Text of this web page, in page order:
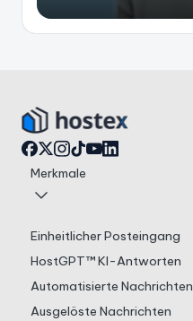
Merkmale
Einheitlicher Posteingang
HostGPT™ KI-Antworten
Automatisierte Nachrichten
Ausgelöste Nachrichten